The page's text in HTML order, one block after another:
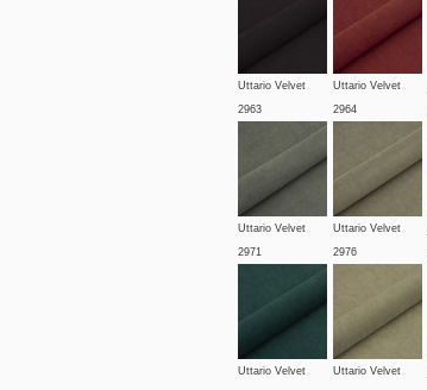
Uttario Velvet
2963
Uttario Velvet
2964
Uttario Velvet
2971
Uttario Velvet
2976
Uttario Velvet
Uttario Velvet